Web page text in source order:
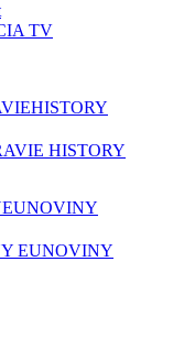
TV
HISTORY
HISTORY
EUNOVINY
EUNOVINY